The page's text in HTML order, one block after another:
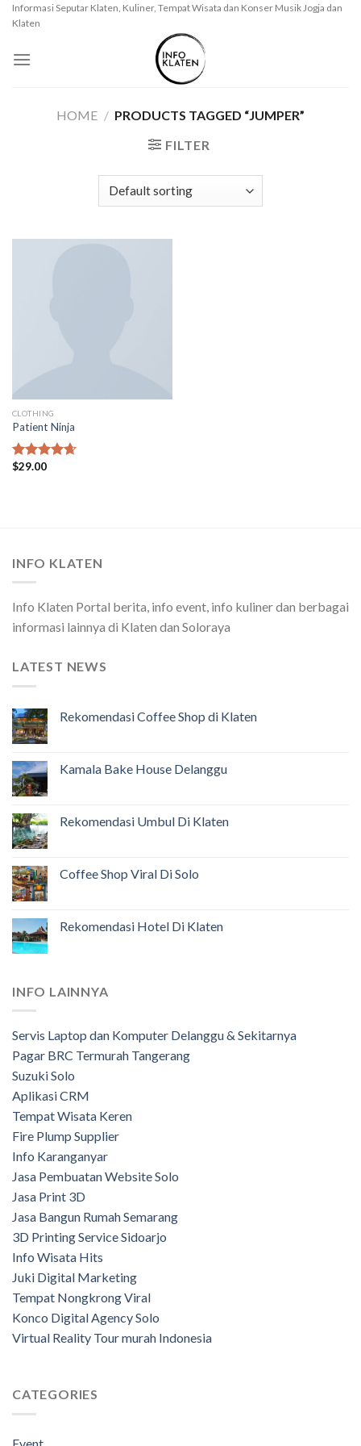
SkipInformasi Seputar Klaten, Kuliner, Tempat Wisata dan Konser Musik Jogja dan
Klaten
HOME / PRODUCTS TAGGED “JUMPER”
FILTER
CLOTHING
Patient Ninja
Rated
$29.00
INFO KLATEN
Info Klaten Portal berita, info event, info kuliner dan berbagai
informasi lainnya di Klaten dan Soloraya
LATEST NEWS
Rekomendasi Coffee Shop di Klaten
Kamala Bake House Delanggu
Rekomendasi Umbul Di Klaten
Coffee Shop Viral Di Solo
Rekomendasi Hotel Di Klaten
INFO LAINNYA
Servis Laptop dan Komputer Delanggu & Sekitarnya
Pagar BRC Termurah Tangerang
Suzuki Solo
Aplikasi CRM
Tempat Wisata Keren
Fire Plump Supplier
Info Karanganyar
Jasa Pembuatan Website Solo
Jasa Print 3D
Jasa Bangun Rumah Semarang
3D Printing Service Sidoarjo
Info Wisata Hits
Juki Digital Marketing
Tempat Nongkrong Viral
Konco Digital Agency Solo
Virtual Reality Tour murah Indonesia
CATEGORIES